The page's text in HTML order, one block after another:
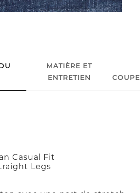
MATIÈRE ET
ENTRETIEN
COUPE
Casual Fit
Legs